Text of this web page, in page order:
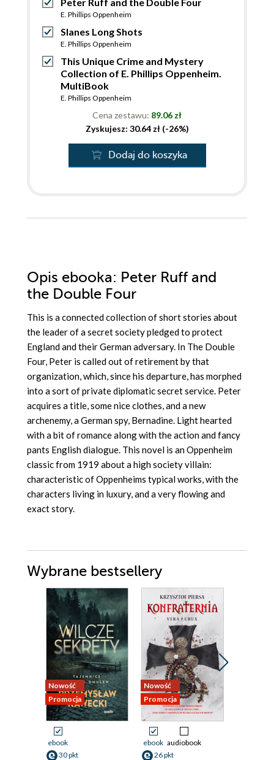
E. Phillips Oppenheim
Slanes Long Shots
E. Phillips Oppenheim
This Unique Crime and Mystery
Collection of E. Phillips Oppenheim.
MultiBook
E. Phillips Oppenheim
Cena zestawu: 89.06 zł
Zyskujesz: 30.64 zł (-26%)
Dodaj do koszyka
Opis ebooka: Peter Ruff and
the Double Four
This is a connected collection of short stories about
the leader of a secret society pledged to protect
England and their German adversary. In The Double
Four, Peter is called out of retirement by that
organization, which, since his departure, has morphed
into a sort of private diplomatic secret service. Peter
acquires a title, some nice clothes, and a new
archenemy, a German spy, Bernadine. Light hearted
with a bit of romance along with the action and fancy
pants English dialogue. This novel is an Oppenheim
classic from 1919 about a high society villain:
characteristic of Oppenheims typical works, with the
characters living in luxury, and a very flowing and
exact story.
Wybrane bestsellery
Nowość
Promocja
ebook
30 pkt
Nowość
Promocja
ebook audiobook
26 pkt